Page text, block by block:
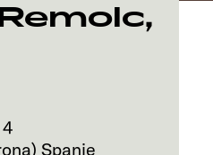
Spanje